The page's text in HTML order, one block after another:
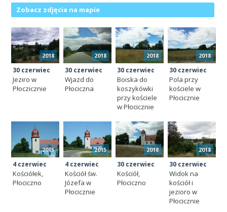
Zobacz zdjęcia na mapie
2018
30 czerwiec
Jeziro w
Płoczicznie
2018
30 czerwiec
Wjazd do
Płociczna
2018
30 czerwiec
Boiska do
koszykówki
przy kościele
w Płocicznie
2018
30 czerwiec
Pola przy
kościele w
Płocicznie
2015
4 czerwiec
Kościółek,
Płociczno
2015
4 czerwiec
Kościół św.
Józefa w
Płocicznie
2018
30 czerwiec
Kościół,
Płociczno
2018
30 czerwiec
Widok na
kościół i
jezioro w
Płocicznie